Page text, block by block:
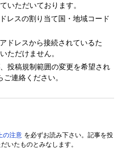
いただいております。
レスの割り当て国・地域コード
ドレスから接続されているた
ただけません。
投稿規制範囲の変更を希望され
ご連絡ください。
の注意 を必ずお読み下さい。記事を投
いたものとみなします。